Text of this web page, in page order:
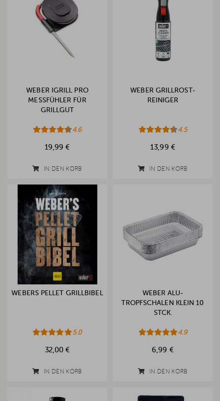
WEBER IGRILL PRO
MESSFÜHLER FÜR
GRILLGUT
4.6
19,99 €
IN DEN KORB
WEBER GRILLROST-
REINIGER
4.5
13,99 €
IN DEN KORB
WEBERS PELLET GRILLBIBEL
5.0
32,00 €
IN DEN KORB
WEBER ALU-
TROPFSCHALEN KLEIN 10
STCK.
4.9
6,99 €
IN DEN KORB